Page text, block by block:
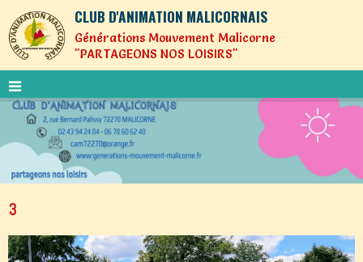
CLUB D'ANIMATION MALICORNAIS
Générations Mouvement Malicorne
"PARTAGEONS NOS LOISIRS"
3